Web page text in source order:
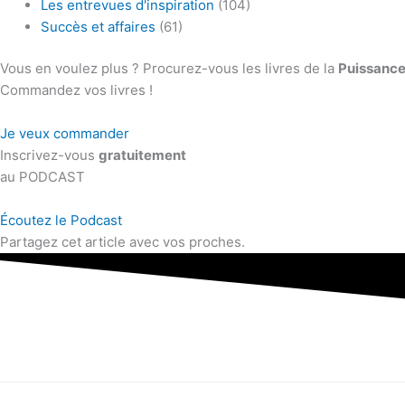
Les entrevues d'inspiration (104)
Succès et affaires (61)
Vous en voulez plus ? Procurez-vous les livres de la
Commandez vos livres !
Je veux commander
Inscrivez-vous gratuitement
au PODCAST
Écoutez le Podcast
Partagez cet article avec vos proches.